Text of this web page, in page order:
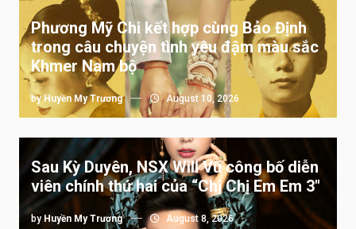
Phương Mỹ Chi kết hợp cùng Bảo Định
trong câu chuyện tình yêu đậm màu sắc
Khmer Nam bộ
by Huyền My Trương August 10, 2026
Sau Kỳ Duyên, NSX Will Vũ công bố diễn
viên chính thứ hai của “Chị Chị Em Em 3″
by Huyền My Trương August 8, 2026